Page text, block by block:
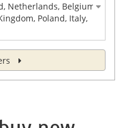
Netherlands, Belgium,
Poland, Italy,